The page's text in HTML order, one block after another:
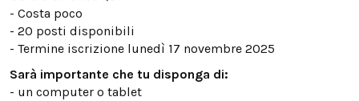
- Costa poco
- 20 posti disponibili
- Termine iscrizione lunedì 17 novembre 2025
Sarà importante che tu disponga di:
- un computer o tablet